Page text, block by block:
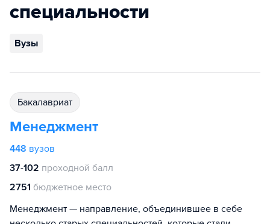
специальности
Вузы
бакалавриат
Менеджмент
448 вузов
37-102 проходной балл
2751 бюджетное место
Менеджмент — направление, объединившее в себе